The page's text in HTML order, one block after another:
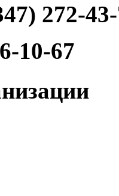
272-
10-67